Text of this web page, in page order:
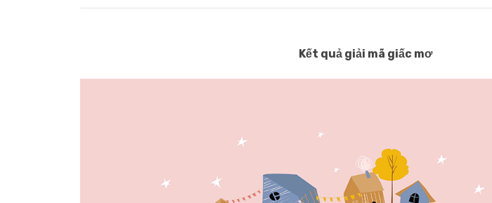
Kết quả giải mã giấc mơ